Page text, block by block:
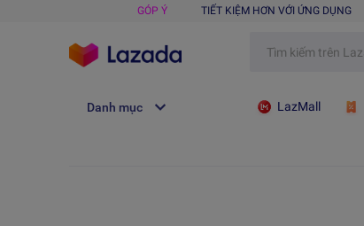
GÓP Ý TIẾT KIỆM HƠN VỚI ỨNG DỤNG
Danh mục LazMall